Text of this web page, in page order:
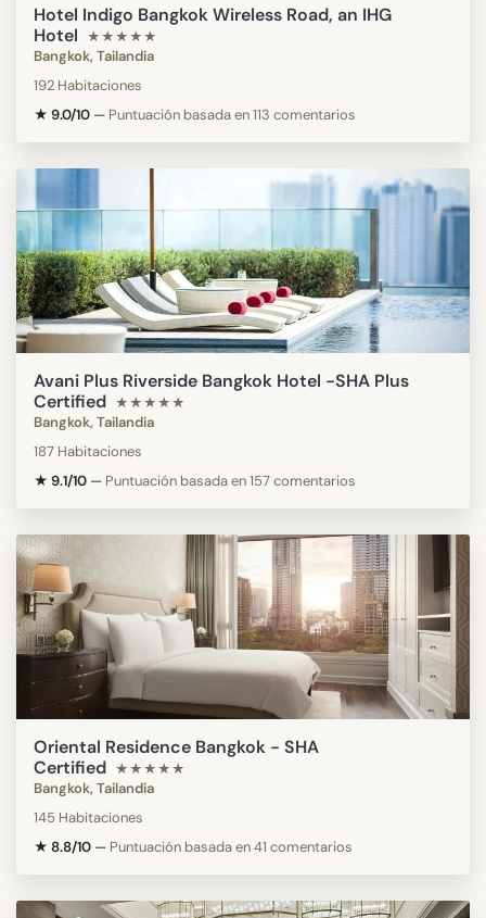
Hotel Indigo Bangkok Wireless Road, an IHG
Hotel
★★★★★
Bangkok, Tailandia
192 Habitaciones
★ 9.0/10 — Puntuación basada en 113 comentarios
Avani Plus Riverside Bangkok Hotel -SHA Plus
Certified ★★★★★
Bangkok, Tailandia
187 Habitaciones
★ 9.1/10 — Puntuación basada en 157 comentarios
Oriental Residence Bangkok - SHA
Certified ★★★★★
Bangkok, Tailandia
145 Habitaciones
★ 8.8/10 — Puntuación basada en 41 comentarios